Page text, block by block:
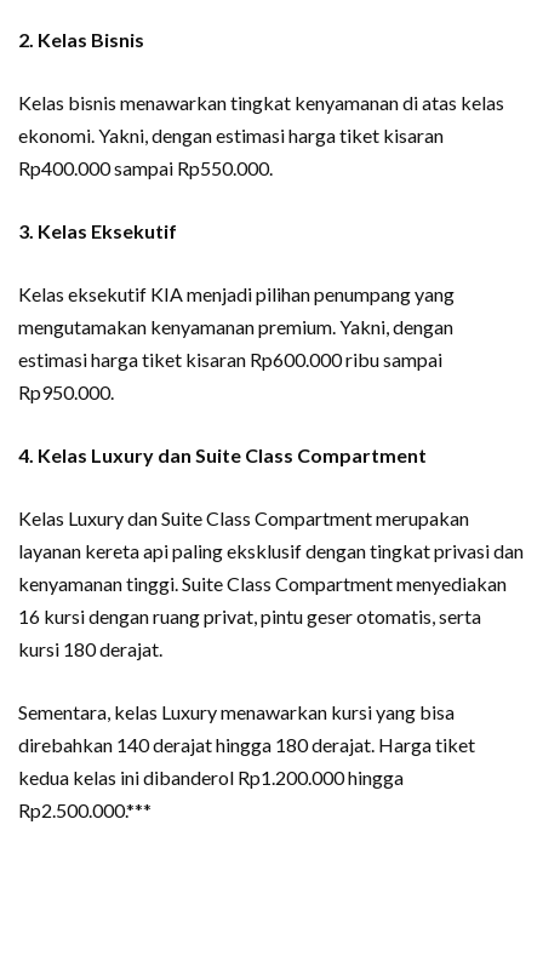
2. Kelas Bisnis
Kelas bisnis menawarkan tingkat kenyamanan di atas kelas
ekonomi. Yakni, dengan estimasi harga tiket kisaran
Rp400.000 sampai Rp550.000.
3. Kelas Eksekutif
Kelas eksekutif KIA menjadi pilihan penumpang yang
mengutamakan kenyamanan premium. Yakni, dengan
estimasi harga tiket kisaran Rp600.000 ribu sampai
Rp950.000.
4. Kelas Luxury dan Suite Class Compartment
Kelas Luxury dan Suite Class Compartment merupakan
layanan kereta api paling eksklusif dengan tingkat privasi dan
kenyamanan tinggi. Suite Class Compartment menyediakan
16 kursi dengan ruang privat, pintu geser otomatis, serta
kursi 180 derajat.
Sementara, kelas Luxury menawarkan kursi yang bisa
direbahkan 140 derajat hingga 180 derajat. Harga tiket
kedua kelas ini dibanderol Rp1.200.000 hingga
Rp2.500.000.***